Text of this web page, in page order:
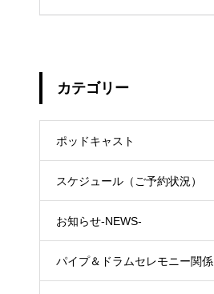
カテゴリー
ポッドキャスト
スケジュール（ご予約状況）
お知らせ-NEWS-
パイプ＆ドラムセレモニー関係